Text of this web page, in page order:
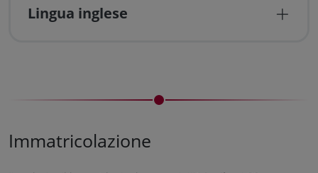
Lingua inglese
Immatricolazione